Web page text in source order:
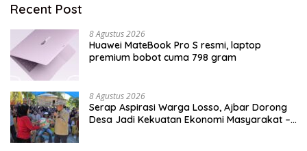
Recent Post
8 Agustus 2026
Huawei MateBook Pro S resmi, laptop
premium bobot cuma 798 gram
8 Agustus 2026
Serap Aspirasi Warga Losso, Ajbar Dorong
Desa Jadi Kekuatan Ekonomi Masyarakat –